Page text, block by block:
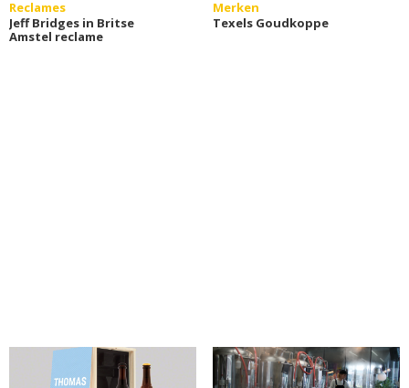
Reclames
Jeff Bridges in Britse
Amstel reclame
Merken
Texels Goudkoppe